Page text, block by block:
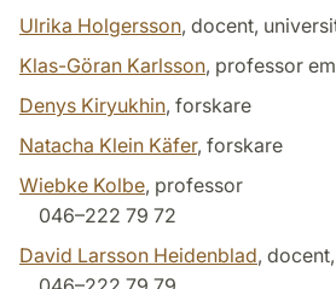
Ulrika Holgersson, docent,
Klas-Göran Karlsson, professor
Denys Kiryukhin, forskare
Natacha Klein Käfer, forskare
Wiebke Kolbe, professor
046–222 79 72
David Larsson Heidenblad,